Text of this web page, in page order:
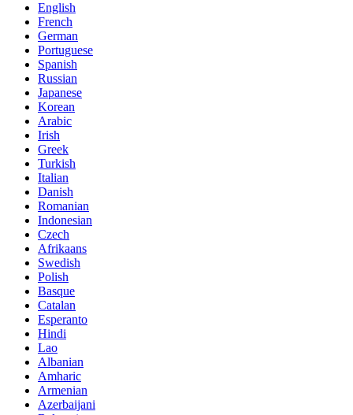
English
French
German
Portuguese
Spanish
Russian
Japanese
Korean
Arabic
Irish
Greek
Turkish
Italian
Danish
Romanian
Indonesian
Czech
Afrikaans
Swedish
Polish
Basque
Catalan
Esperanto
Hindi
Lao
Albanian
Amharic
Armenian
Azerbaijani